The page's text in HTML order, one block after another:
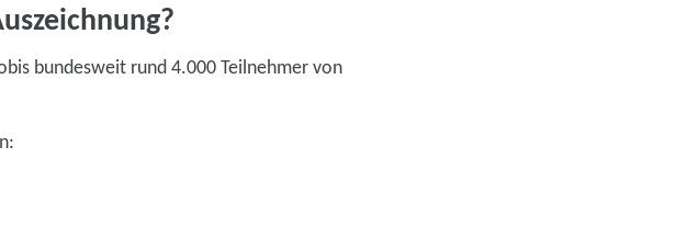
bundesweit rund 4.000 Teilnehmer von